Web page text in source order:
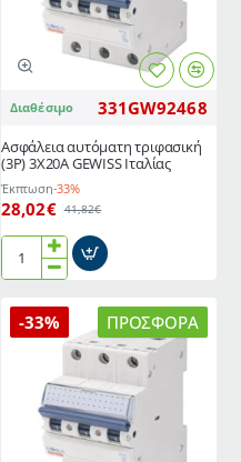
Διαθέσιμο 331GW92468
Ασφάλεια αυτόματη τριφασική
(3P) 3X20A GEWISS Ιταλίας
Έκπτωση-33%
28,02€ 41,82€
Ασφάλεια
τριφασική
(3P)
GEWISS
Ιταλίας
ΠΡΟΣΦΟΡΆ
-33%